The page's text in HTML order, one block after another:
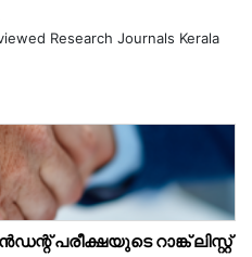
Research Journals Kerala
പരീക്ഷയുടെ റാങ്ക് ലിസ്റ്റ്